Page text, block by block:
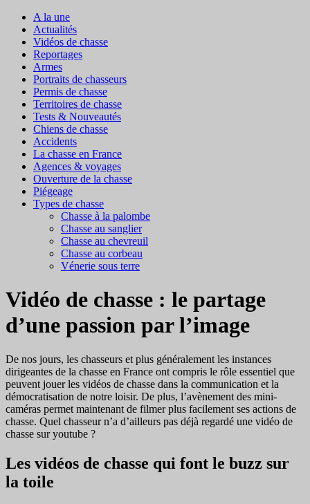
A la une
Actualités
Vidéos de chasse
Reportages
Armes
Portraits de chasseurs
Permis de chasse
Territoires de chasse
Tests & Nouveautés
Chiens de chasse
Accidents
La chasse en France
Agences & voyages
Ouverture de la chasse
Piégeage
Types de chasse
Chasse à la palombe
Chasse au sanglier
Chasse au chevreuil
Chasse au corbeau
Vénerie sous terre
Vidéo de chasse : le partage
d’une passion par l’image
De nos jours, les chasseurs et plus généralement les instances
dirigeantes de la chasse en France ont compris le rôle essentiel que
peuvent jouer les vidéos de chasse dans la communication et la
démocratisation de notre loisir. De plus, l’avènement des mini-
caméras permet maintenant de filmer plus facilement ses actions de
chasse. Quel chasseur n’a d’ailleurs pas déjà regardé une vidéo de
chasse sur youtube ?
Les vidéos de chasse qui font le buzz sur
la toile